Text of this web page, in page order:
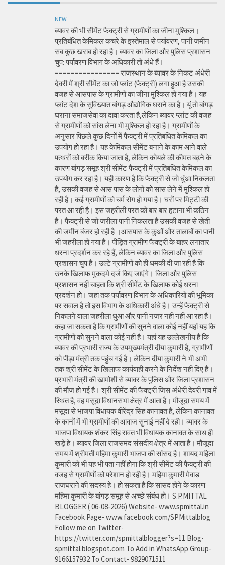
NEW
ब्यावर की भी सीमेंट फैक्ट्री से ग्रामीणों का जीना मुश्किल।
प्रतिबंधित केमिकल कचरे के इस्तेमाल से पर्यावरण, पानी जमीन
सब कुछ खराब हो रहा है। ब्यावर का जिला और पुलिस प्रशासन
चुप: पर्यावरण विभाग के अधिकारी तो अंधे हैं।
================ राजस्थान के ब्यावर के निकट अंधेरी
देवरी में श्री सीमेंट का जो प्लांट (फैक्ट्री) लगा हुआ है उसकी
वजह से आसपास के ग्रामीणों का जीना मुश्किल हो गया है। यह
प्लांट देश के सुविख्यात बांगड़ औद्योगिक घराने का है। यूं तो बांगड़
घराना समाजसेवा का दावा करता है,लेकिन ब्यावर प्लांट की वजह
से ग्रामीणों को सांस लेना भी मुश्किल हो रहा है। ग्रामीणों के
अनुसार पिछले कुछ दिनों में फैक्ट्री में प्रतिबंधित केमिकल का
उपयोग हो रहा है। यह केमिकल सीमेंट बनाने के काम आने वाले
पत्थरों को बरीक किया जाता है, लेकिन कोयले की कीमत बढ़ने के
कारण बांगड़ समूह श्री सीमेंट फैक्ट्री में प्रतिबंधित केमिकल का
उपयोग कर रहा है। यही कारण है कि फैक्ट्री से जो धुंआ निकलता
है, उसकी वजह से आस पास के लोगों को सांस लेने में मुश्किल हो
रही है। कई ग्रामीणों को चर्म रोग हो गया है। घरों पर मिट्टी की
परत आ रही है। इस जहरीली परत को बार बार हटाना भी कठिन
है। फैक्ट्री से जो जरीला पानी निकलता है उसकी वजह से खेती
की जमीन बंजर हो रही है ।आसपास के कुओं और तालाबों का पानी
भी जहरीला हो गया है। पीड़ित ग्रामीण फैक्ट्री के बाहर लगातार
धरना प्रदर्शन कर रहे हैं, लेकिन ब्यावर का जिला और पुलिस
प्रशासन चुप है। उल्टे ग्रामीणों को ही धमकी दी जा रही है कि
उनके खिलाफ मुकदमे दर्ज किए जाएंगे। जिला और पुलिस
प्रशासन नहीं चाहता कि श्री सीमेंट के खिलाफ कोई धरना
प्रदर्शन हो। जहां तक पर्यावरण विभाग के अधिकारियों की भूमिका
पर सवाल है तो इस विभाग के अधिकारी अंधे है। उन्हें फैक्ट्री से
निकलने वाला जहरीला धुआ और पानी नजर नही नहीं आ रहा है।
कहा जा सकता है कि ग्रामीणों की सुनने वाला कोई नहीं यहां यह कि
ग्रामीणों को सुनने वाला कोई नहीं है। यहां यह उल्लेखनीय है कि
ब्यावर की प्रभारी राज्य के उपमुख्यमंत्री दीया कुमारी है, ग्रामीणों
को पीड़ा मंत्री तक पहुंच गई है। लेकिन दीया कुमारी ने भी अभी
तक श्री सीमेंट के खिलाफ कार्यवाही करने के निर्देश नहीं दिए है।
प्रभारी मंत्री की खामोशी से ब्यावर के पुलिस और जिला प्रशासन
की मौज हो गई है। श्री सीमेंट की फैक्ट्री जिस अंधेरी देवरी गांव में
स्थित है, वह मसूदा विधानसभा क्षेत्र में आता है। मौजूदा समय में
मसूदा से भाजपा विधायक वीरेंद्र सिंह कानावत है, लेकिन कानावत
के कानों में भी ग्रामीणों की आवाज सुनाई नहीं दे रही। ब्यावर के
भाजपा विधायक शंकर सिंह रावत भी विधायक कानावत के साथ ही
खड़े हे। ब्यावर जिला राजसमंद संसदीय क्षेत्र में आता है। मौजूदा
समय में श्रीमती महिमा कुमारी भाजपा की सांसद है। शायद महिला
कुमारी को भी यह भी पता नहीं होगा कि श्री सीमेंट की फैक्ट्री की
वजह से ग्रामीणों को परेशान हो रही है। महिमा कुमारी मेवाड़
राजघराने की सदस्य हे। हो सकता है कि सांसद होने के कारण
महिमा कुमारी के बांगड़ समूह से अच्छे संबंध हो। S.P.MITTAL
BLOGGER ( 06-08-2026) Website- www.spmittal.in
Facebook Page- www.facebook.com/SPMittalblog
Follow me on Twitter-
https://twitter.com/spmittalblogger?s=11 Blog-
spmittal.blogspot.com To Add in WhatsApp Group-
9166157932 To Contact- 9829071511